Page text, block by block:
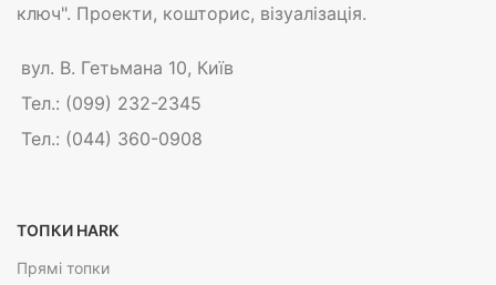
ключ". Проекти, кошторис, візуалізація.
вул. В. Гетьмана 10, Київ
Тел.: (099) 232-2345
Тел.: (044) 360-0908
ТОПКИ HARK
Прямі топки